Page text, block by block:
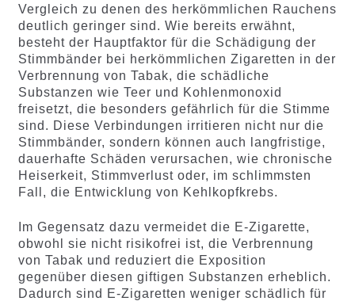
Vergleich zu denen des herkömmlichen Rauchens
deutlich geringer sind. Wie bereits erwähnt,
besteht der Hauptfaktor für die Schädigung der
Stimmbänder bei herkömmlichen Zigaretten in der
Verbrennung von Tabak, die schädliche
Substanzen wie Teer und Kohlenmonoxid
freisetzt, die besonders gefährlich für die Stimme
sind. Diese Verbindungen irritieren nicht nur die
Stimmbänder, sondern können auch langfristige,
dauerhafte Schäden verursachen, wie chronische
Heiserkeit, Stimmverlust oder, im schlimmsten
Fall, die Entwicklung von Kehlkopfkrebs.
Im Gegensatz dazu vermeidet die E-Zigarette,
obwohl sie nicht risikofrei ist, die Verbrennung
von Tabak und reduziert die Exposition
gegenüber diesen giftigen Substanzen erheblich.
Dadurch sind E-Zigaretten weniger schädlich für